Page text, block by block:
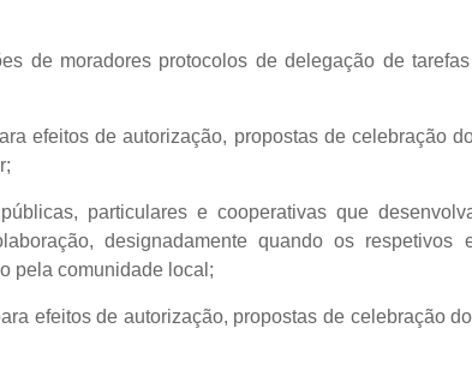
de moradores protocolos de delegação de
efeitos de autorização, propostas de celebração
particulares e cooperativas que
designadamente quando os respetivos
pela comunidade local;
efeitos de autorização, propostas de celebração